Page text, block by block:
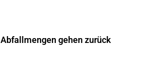
gehen zurück